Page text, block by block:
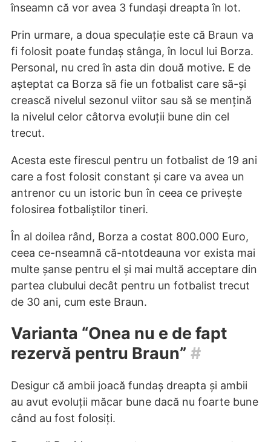
înseamn că vor avea 3 fundași dreapta în lot.
Prin urmare, a doua speculație este că Braun va
fi folosit poate fundaș stânga, în locul lui Borza.
Personal, nu cred în asta din două motive. E de
așteptat ca Borza să fie un fotbalist care să-și
crească nivelul sezonul viitor sau să se mențină
la nivelul celor câtorva evoluții bune din cel
trecut.
Acesta este firescul pentru un fotbalist de 19 ani
care a fost folosit constant și care va avea un
antrenor cu un istoric bun în ceea ce privește
folosirea fotbaliștilor tineri.
În al doilea rând, Borza a costat 800.000 Euro,
ceea ce-nseamnă că-ntotdeauna vor exista mai
multe șanse pentru el și mai multă acceptare din
partea clubului decât pentru un fotbalist trecut
de 30 ani, cum este Braun.
Varianta “Onea nu e de fapt
rezervă pentru Braun” #
Desigur că ambii joacă fundaș dreapta și ambii
au avut evoluții măcar bune dacă nu foarte bune
când au fost folosiți.